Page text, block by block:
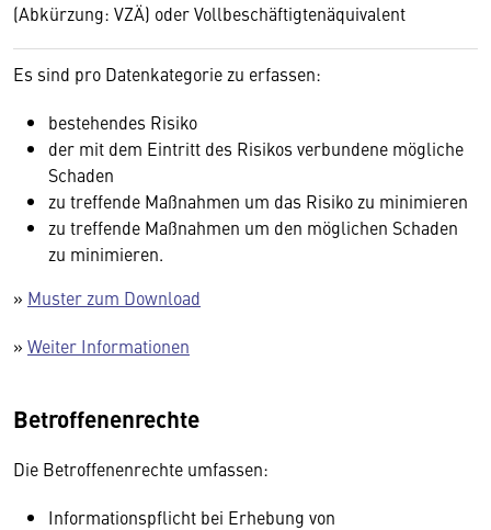
(Abkürzung: VZÄ) oder Vollbeschäftigtenäquivalent
Es sind pro Datenkategorie zu erfassen:
bestehendes Risiko
der mit dem Eintritt des Risikos verbundene mögliche
Schaden
zu treffende Maßnahmen um das Risiko zu minimieren
zu treffende Maßnahmen um den möglichen Schaden
zu minimieren.
» Muster zum Download
» Weiter Informationen
Betroffenenrechte
Die Betroffenenrechte umfassen:
Informationspflicht bei Erhebung von